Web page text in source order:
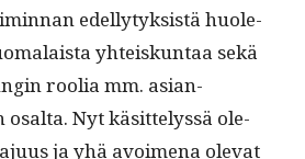
edel­ly­tyk­sistä huole­
yhteiskun­taa sekä
roo­lia mm. asian­
osalta. Nyt käsit­telyssä ole­
ja yhä avoime­na ole­vat